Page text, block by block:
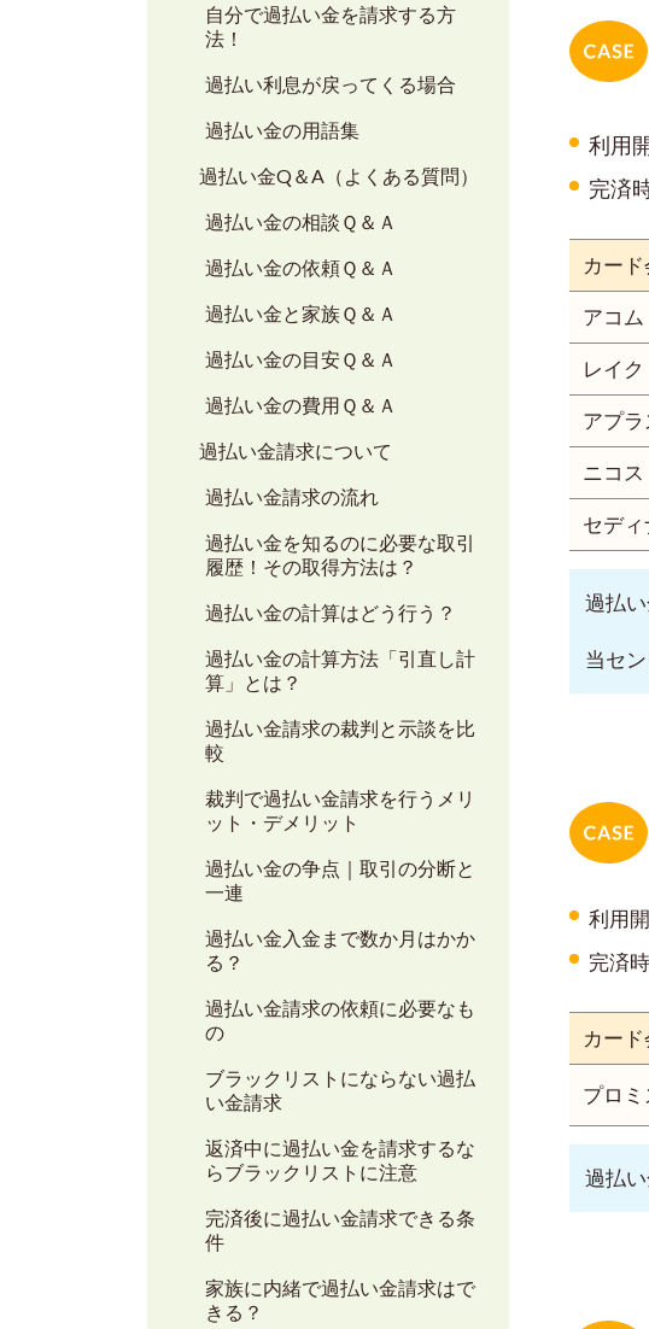
利用
完済
カー
アコム
レイク
アプラ
ニコス
セディ
過払
当セ
利用
完済
カー
プロミ
過払
自分で過払い金を請求する方
法！
過払い利息が戻ってくる場合
過払い金の用語集
過払い金Q＆A（よくある質問）
過払い金の相談Ｑ＆Ａ
過払い金の依頼Ｑ＆Ａ
過払い金と家族Ｑ＆Ａ
過払い金の目安Ｑ＆Ａ
過払い金の費用Ｑ＆Ａ
過払い金請求について
過払い金請求の流れ
過払い金を知るのに必要な取引
履歴！その取得方法は？
過払い金の計算はどう行う？
過払い金の計算方法「引直し計
算」とは？
過払い金請求の裁判と示談を比
較
裁判で過払い金請求を行うメリ
ット・デメリット
過払い金の争点｜取引の分断と
一連
過払い金入金まで数か月はかか
る？
過払い金請求の依頼に必要なも
の
ブラックリストにならない過払
い金請求
返済中に過払い金を請求するな
らブラックリストに注意
完済後に過払い金請求できる条
件
家族に内緒で過払い金請求はで
きる？